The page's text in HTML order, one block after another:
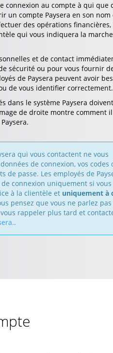
connexion au compte à qui que
un compte Paysera en son nom
des opérations financières,
qui vous indiquera la
et de contact
sécurité ou pour vous fournir
de Paysera peuvent avoir
de vous identifier correctement.
dans le système Paysera
de droite montre comment
qui vous contactent ne vous
de connexion, vos codes
de passe. Les employés de
connexion uniquement si vous
à la clientèle et uniquement à
pensez que vous ne parlez
rappeler plus tard et
.